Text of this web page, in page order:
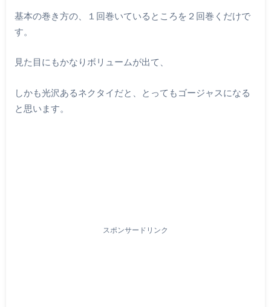
基本の巻き方の、１回巻いているところを２回巻くだけで
す。
見た目にもかなりボリュームが出て、
しかも光沢あるネクタイだと、とってもゴージャスになる
と思います。
スポンサードリンク